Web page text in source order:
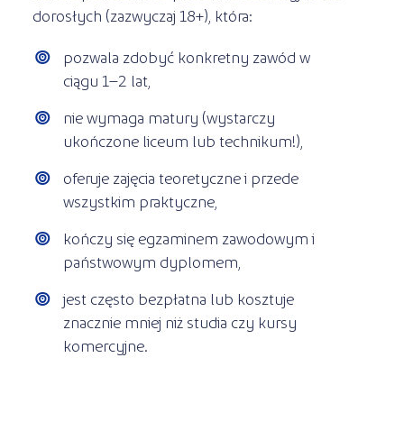
dorosłych (zazwyczaj 18+), która:
pozwala zdobyć konkretny zawód w
ciągu 1–2 lat,
nie wymaga matury (wystarczy
ukończone liceum lub technikum!),
oferuje zajęcia teoretyczne i przede
wszystkim praktyczne,
kończy się egzaminem zawodowym i
państwowym dyplomem,
jest często bezpłatna lub kosztuje
znacznie mniej niż studia czy kursy
komercyjne.